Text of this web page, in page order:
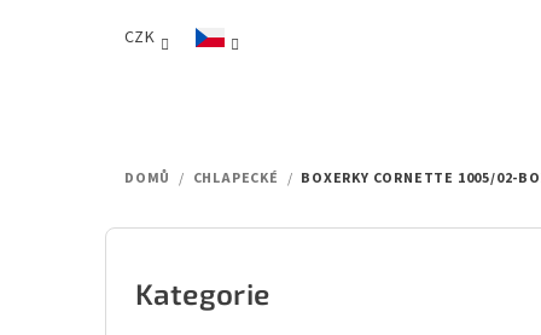
CZK
DOMŮ / CHLAPECKÉ / BOXERKY CORNETTE 1005/02-
Přeskočit
kategorie
Kategorie